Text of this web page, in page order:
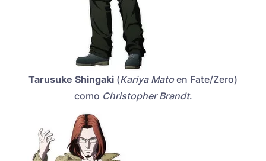
Tarusuke Shingaki (Kariya Mato en Fate/Zero)
como Christopher Brandt.